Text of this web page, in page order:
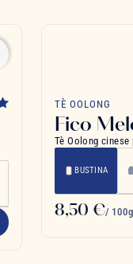
TÈ OOLONG
Fico
Tè Oolong
BUSTINA
8,50 €/ 100g